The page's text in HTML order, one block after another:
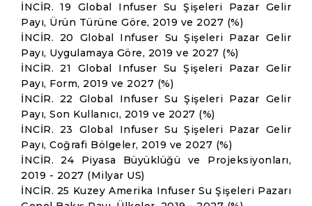
İNCİR. 19 Global Infuser Su Şişeleri Pazar Gelir
Payı, Ürün Türüne Göre, 2019 ve 2027 (%)
İNCİR. 20 Global Infuser Su Şişeleri Pazar Gelir
Payı, Uygulamaya Göre, 2019 ve 2027 (%)
İNCİR. 21 Global Infuser Su Şişeleri Pazar Gelir
Payı, Form, 2019 ve 2027 (%)
İNCİR. 22 Global Infuser Su Şişeleri Pazar Gelir
Payı, Son Kullanıcı, 2019 ve 2027 (%)
İNCİR. 23 Global Infuser Su Şişeleri Pazar Gelir
Payı, Coğrafi Bölgeler, 2019 ve 2027 (%)
İNCİR. 24 Piyasa Büyüklüğü ve Projeksiyonları,
2019 - 2027 (Milyar US)
İNCİR. 25 Kuzey Amerika Infuser Su Şişeleri Pazarı